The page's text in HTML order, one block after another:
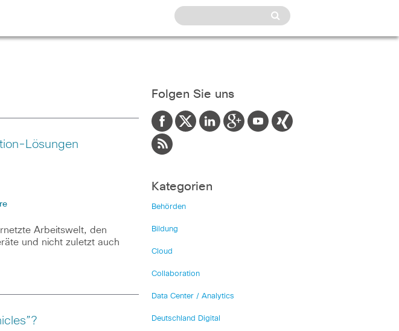
Lösungen
Arbeitswelt, den
und nicht zuletzt auch
Folgen Sie uns
Kategorien
Behörden
Bildung
Cloud
Collaboration
Data Center / Analytics
Deutschland Digital